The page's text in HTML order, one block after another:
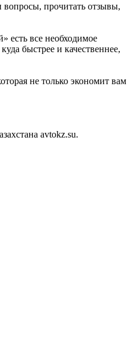
прочитать отзывы,
есть все необходимое
быстрее и качественнее,
не только экономит вам
avtokz.su.